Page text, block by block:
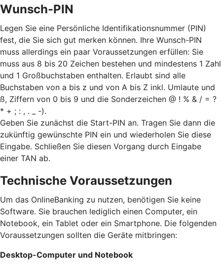
Wunsch-PIN
Legen Sie eine Persönliche Identifikationsnummer (PIN)
fest, die Sie sich gut merken können. Ihre Wunsch-PIN
muss allerdings ein paar Voraussetzungen erfüllen: Sie
muss aus 8 bis 20 Zeichen bestehen und mindestens 1 Zahl
und 1 Großbuchstaben enthalten. Erlaubt sind alle
Buchstaben von a bis z und von A bis Z inkl. Umlaute und
ß, Ziffern von 0 bis 9 und die Sonderzeichen @ ! % & / = ?
* + ; : , . _ -).
Geben Sie zunächst die Start-PIN an. Tragen Sie dann die
zukünftig gewünschte PIN ein und wiederholen Sie diese
Eingabe. Schließen Sie diesen Vorgang durch Eingabe
einer TAN ab.
Technische Voraussetzungen
Um das OnlineBanking zu nutzen, benötigen Sie keine
Software. Sie brauchen lediglich einen Computer, ein
Notebook, ein Tablet oder ein Smartphone. Die folgenden
Voraussetzungen sollten die Geräte mitbringen:
Desktop-Computer und Notebook